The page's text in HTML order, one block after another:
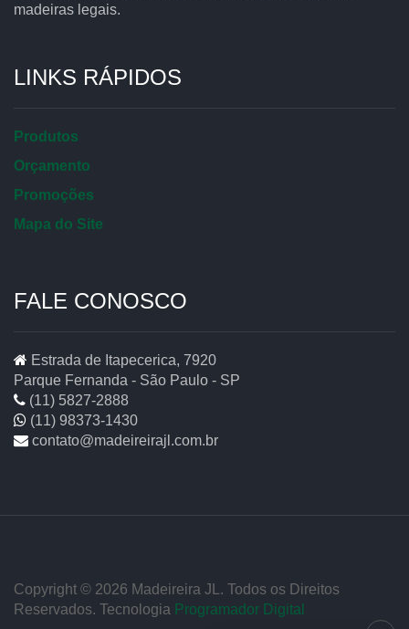
madeiras legais.
LINKS RÁPIDOS
Produtos
Orçamento
Promoções
Mapa do Site
FALE CONOSCO
Estrada de Itapecerica, 7920
Parque Fernanda - São Paulo - SP
(11) 5827-2888
(11) 98373-1430
contato@madeireirajl.com.br
Copyright © 2026 Madeireira JL. Todos os Direitos
Reservados. Tecnologia Programador Digital